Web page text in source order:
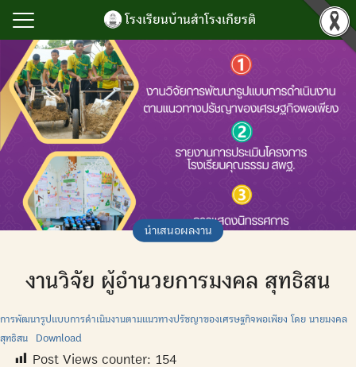
content
โรงเรียนบ้านสำโรงเกียรติ
รงเกียรติ
กียรติยศ
รรม
นับสนุนการบริหาร
รสนเทศ
Search
for:
นำเสนอผลงาน
งานวิจัย ผู้อำนวยการมงคล สุทธิสน
การพัฒนารูปแบบการดำเนินงานตามแนวทางปรัชญาของเศรษฐกิจพอเพียง โดย นายมงคล
สุทธิสน
Download
Post Views counter: 154